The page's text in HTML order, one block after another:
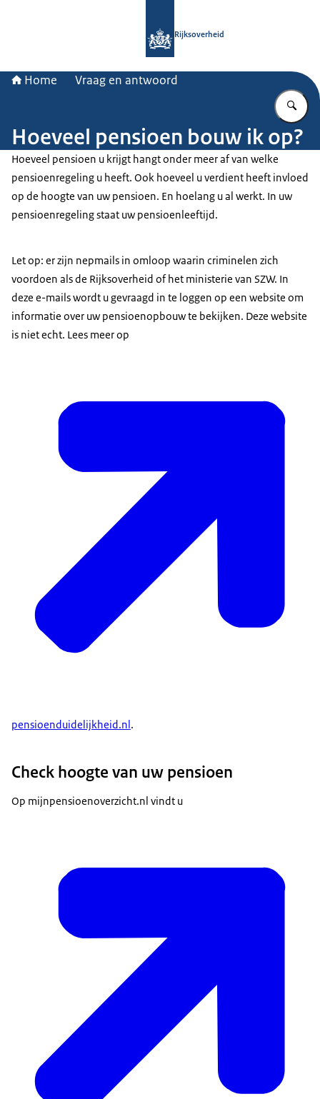
Rijksoverheid
Home Vraag en antwoord
Hoeveel pensioen bouw ik op?
Hoeveel pensioen u krijgt hangt onder meer af van welke
pensioenregeling u heeft. Ook hoeveel u verdient heeft invloed
op de hoogte van uw pensioen. En hoelang u al werkt. In uw
pensioenregeling staat uw pensioenleeftijd.
Let op: er zijn nepmails in omloop waarin criminelen zich
voordoen als de Rijksoverheid of het ministerie van SZW. In
deze e-mails wordt u gevraagd in te loggen op een website om
informatie over uw pensioenopbouw te bekijken. Deze website
is niet echt. Lees meer op
pensioenduidelijkheid.nl .
Check hoogte van uw pensioen
Op mijnpensioenoverzicht.nl vindt u